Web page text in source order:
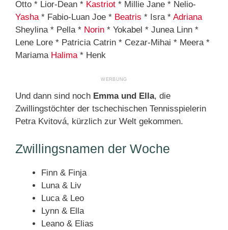
Otto * Lior-Dean * Kastriot * Millie Jane * Nelio-
Yasha * Fabio-Luan Joe * Beatris * Isra * Adriana
Sheylina * Pella * Norin * Yokabel * Junea Linn *
Lene Lore * Patricia Catrin * Cezar-Mihai * Meera *
Mariama Halima * Henk
Und dann sind noch Emma und Ella, die
Zwillingstöchter der tschechischen Tennisspielerin
Petra Kvitová, kürzlich zur Welt gekommen.
Zwillingsnamen der Woche
Finn & Finja
Luna & Liv
Luca & Leo
Lynn & Ella
Leano & Elias